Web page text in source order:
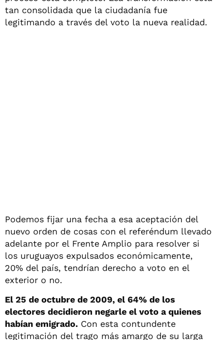
tan consolidada que la ciudadanía fue
legitimando a través del voto la nueva realidad.
Podemos fijar una fecha a esa aceptación del
nuevo orden de cosas con el referéndum llevado
adelante por el Frente Amplio para resolver si
los uruguayos expulsados económicamente,
20% del país, tendrían derecho a voto en el
exterior o no.
El 25 de octubre de 2009, el 64% de los
electores decidieron negarle el voto a quienes
habían emigrado. Con esta contundente
legitimación del trago más amargo de su larga